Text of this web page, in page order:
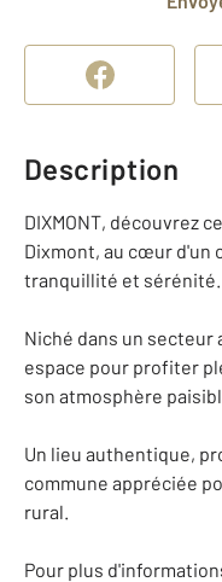
Description
DIXMONT, découvrez
Dixmont, au cœur d'un
tranquillité et sérénité.
Niché dans un
espace pour profiter
son atmosphère
Un lieu authentique,
commune appréciée
rural.
Pour plus